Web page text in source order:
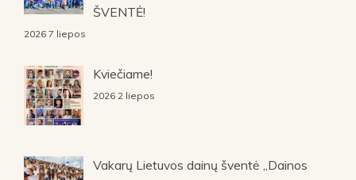
ŠVENTĖ!
2026 7 liepos
Kviečiame!
2026 2 liepos
Vakarų Lietuvos dainų šventė „Dainos